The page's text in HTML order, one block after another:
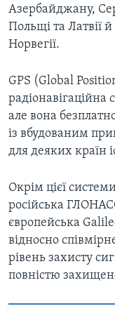
Азербайджану,
Польщі та Латвії
Норвегії.
GPS (Global
але вона
із вбудованим
для деяких країн
Окрім цієї
російська
європейська
відносно
рівень захисту
повністю